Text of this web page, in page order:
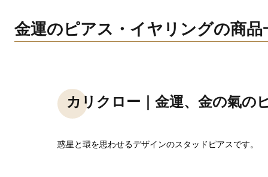
金運のピアス・イヤリングの商品
カリクロー｜金運、金の氣の
惑星と環を思わせるデザインのスタッドピアスです。